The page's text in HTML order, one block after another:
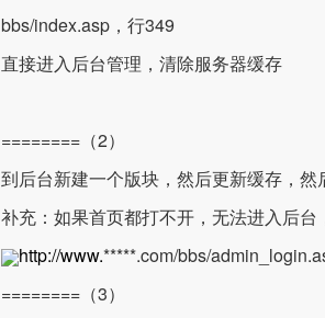
bbs/index.asp，行349
直接进入后台管理，清除服务器缓存
========（2）
到后台新建一个版块，然后更新缓存，然
补充：如果首页都打不开，无法进入后
http://www.*****.com/bbs/
========（3）